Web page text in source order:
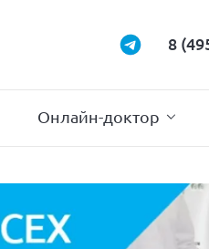
8
Проктология
Психотерапия
Онлайн-доктор